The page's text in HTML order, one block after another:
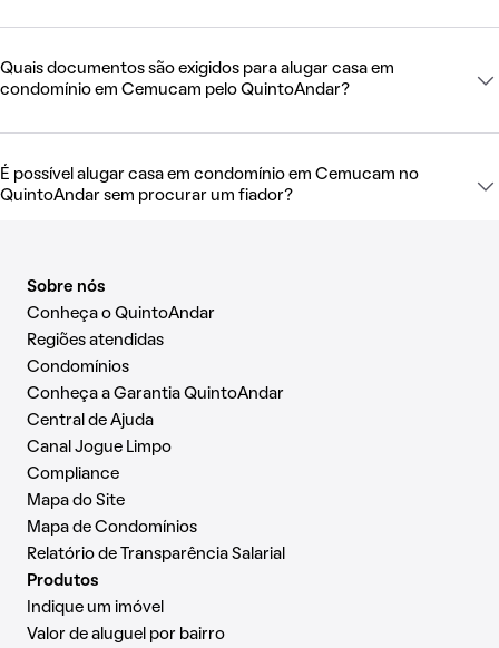
Quais documentos são exigidos para alugar casa em
condomínio em Cemucam pelo QuintoAndar?
É possível alugar casa em condomínio em Cemucam no
QuintoAndar sem procurar um fiador?
Sobre nós
Conheça o QuintoAndar
Regiões atendidas
Condomínios
Conheça a Garantia QuintoAndar
Central de Ajuda
Canal Jogue Limpo
Compliance
Mapa do Site
Mapa de Condomínios
Relatório de Transparência Salarial
Produtos
Indique um imóvel
Valor de aluguel por bairro